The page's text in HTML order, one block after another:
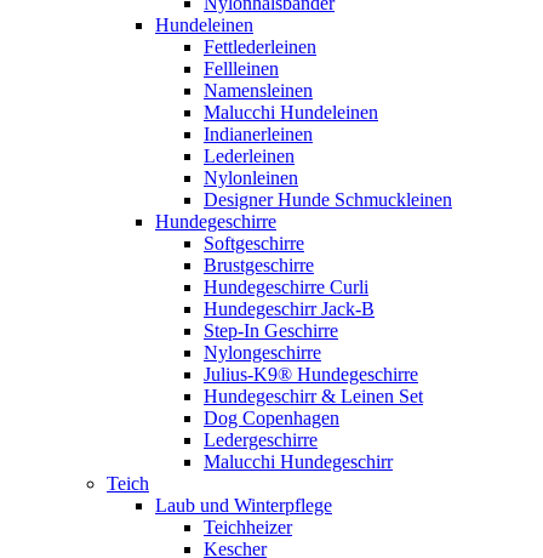
Hundeleinen
Fettlederleinen
Fellleinen
Namensleinen
Malucchi Hundeleinen
Indianerleinen
Lederleinen
Nylonleinen
Designer Hunde Schmuckleinen
Hundegeschirre
Softgeschirre
Brustgeschirre
Hundegeschirre Curli
Hundegeschirr Jack-B
Step-In Geschirre
Nylongeschirre
Julius-K9® Hundegeschirre
Hundegeschirr & Leinen Set
Dog Copenhagen
Ledergeschirre
Malucchi Hundegeschirr
Teich
Laub und Winterpflege
Teichheizer
Kescher